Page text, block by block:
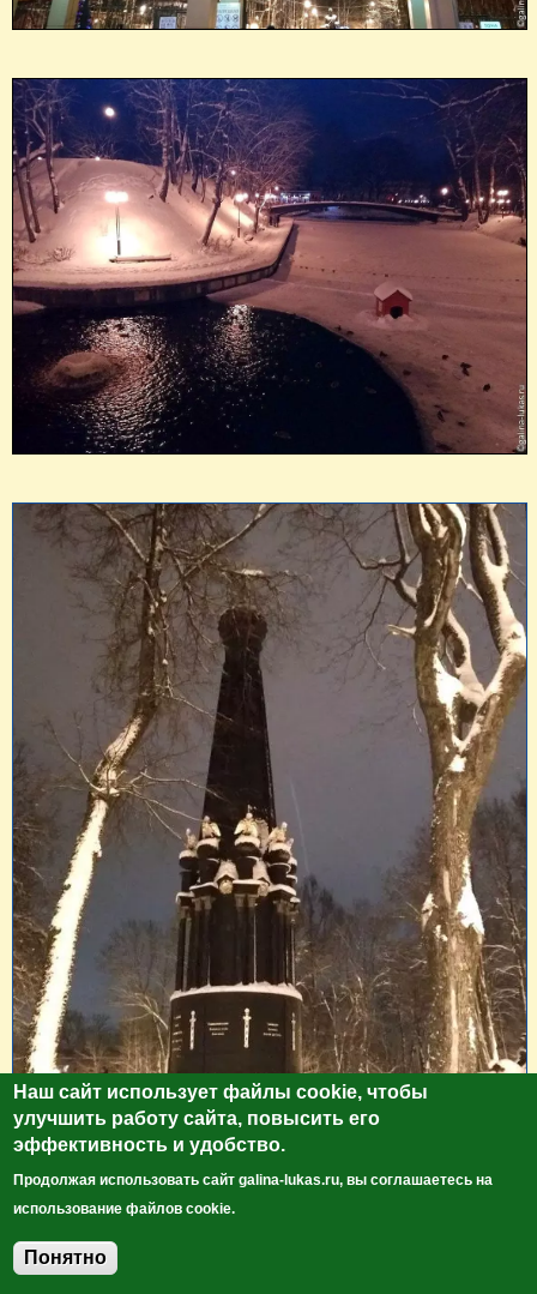
Наш сайт использует файлы cookie, чтобы
улучшить работу сайта, повысить его
эффективность и удобство.
Продолжая использовать сайт galina-lukas.ru, вы соглашаетесь на
использование файлов cookie.
Понятно